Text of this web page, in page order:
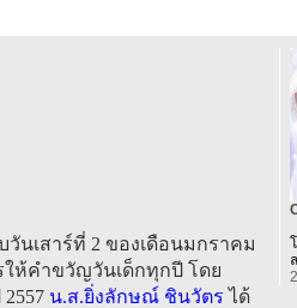
นเสาร์ที่ 2 ของเดือนมกราคม
ให้คำขวัญวันเด็กทุกปี โดย
น.ส.ยิ่งลักษณ์ ชินวัตร ได้